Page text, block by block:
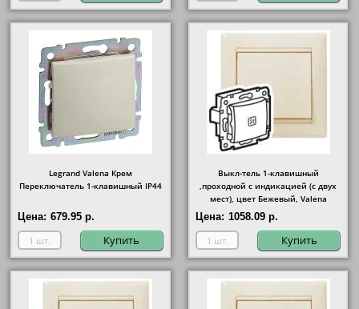
Legrand Valena Крем
Переключатель 1-клавишный IP44
Цена: 679.95 р.
Купить
Выкл-тель 1-клавишный
,проходной с индикацией (с двух
мест), цвет Бежевый, Valena
Цена: 1058.09 р.
Купить